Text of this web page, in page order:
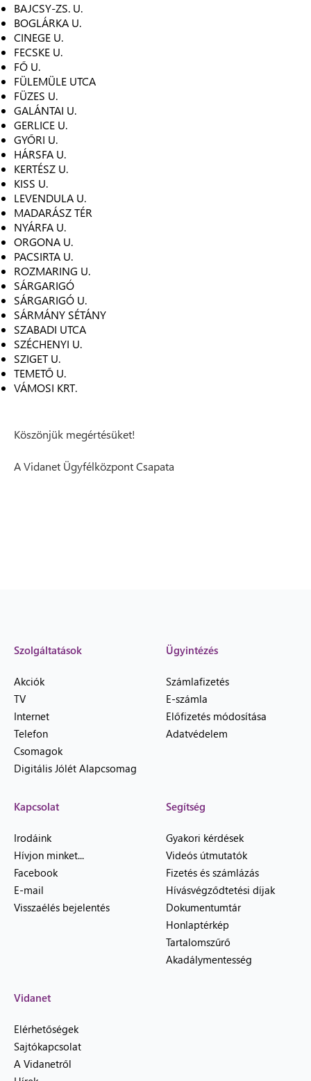
BAJCSY-ZS. U.
BOGLÁRKA U.
CINEGE U.
FECSKE U.
FŐ U.
FÜLEMÜLE UTCA
FÜZES U.
GALÁNTAI U.
GERLICE U.
GYŐRI U.
HÁRSFA U.
KERTÉSZ U.
KISS U.
LEVENDULA U.
MADARÁSZ TÉR
NYÁRFA U.
ORGONA U.
PACSIRTA U.
ROZMARING U.
SÁRGARIGÓ
SÁRGARIGÓ U.
SÁRMÁNY SÉTÁNY
SZABADI UTCA
SZÉCHENYI U.
SZIGET U.
TEMETŐ U.
VÁMOSI KRT.
Köszönjük megértésüket!
A Vidanet Ügyfélközpont Csapata
Szolgáltatások
Akciók
TV
Internet
Telefon
Csomagok
Digitális Jólét Alapcsomag
Ügyintézés
Számlafizetés
E-számla
Előfizetés módosítása
Adatvédelem
Kapcsolat
Irodáink
Hívjon minket...
Facebook
E-mail
Visszaélés bejelentés
Segítség
Gyakori kérdések
Videós útmutatók
Fizetés és számlázás
Hívásvégződtetési díjak
Dokumentumtár
Honlaptérkép
Tartalomszűrő
Akadálymentesség
Vidanet
Elérhetőségek
Sajtókapcsolat
A Vidanetről